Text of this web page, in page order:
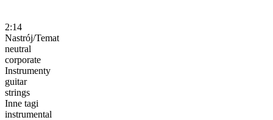
2:14
Nastrój/Temat
neutral
corporate
Instrumenty
guitar
strings
Inne tagi
instrumental